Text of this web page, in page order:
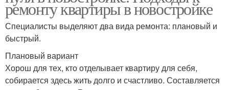
ремонту квартиры в новостройке
Специалисты выделяют два вида ремонта: плановый и
быстрый.
Плановый вариант
Хорош для тех, кто отделывает квартиру для себя,
собирается здесь жить долго и счастливо. Составляется